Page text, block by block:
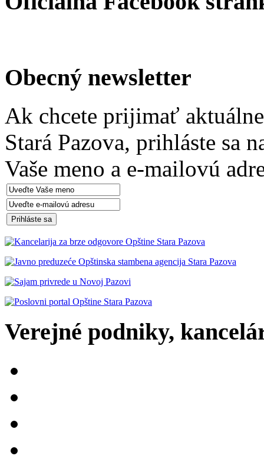
Obecný newsletter
Ak chcete prijimať
Stará Pazova, prihláste sa
Vaše meno a e-mailovú
Verejné podniky,